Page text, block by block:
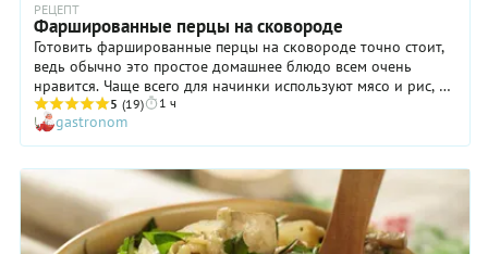
РЕЦЕПТ
Фаршированные перцы на сковороде
Готовить фаршированные перцы на сковороде точно стоит,
ведь обычно это простое домашнее блюдо всем очень
нравится. Чаще всего для начинки используют мясо и рис, а
мы предлагаем добавить в нее шампиньоны: они сделают
вкус более интересным. Соус же, в котором тушатся
фаршированные перцы, — вполне традиционный, то есть, из
сливок и томатной пасты. Ну а чтобы он получился более
ароматным, мы добавили в него чеснок и петрушку. Кстати,
эту зелень вполне можете заменить другими свежими
пряными травами по вкусу или использовать смесь сушеных
для фарша.
5 (19) 1 ч
gastronom